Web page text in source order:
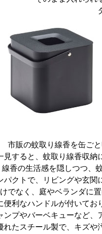
市販の蚊取り線香を缶ご
見すると、蚊取り線香収納
香の生活感を隠しつつ、
パクトで、リビングや玄関
でなく、庭やベランダに
便利なハンドルが付いてお
ンプやバーベキューなど、
れたスチール製で、キズや